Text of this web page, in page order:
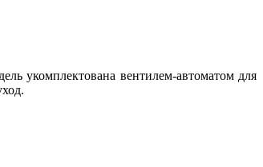
укомплектована вентилем-автоматом для